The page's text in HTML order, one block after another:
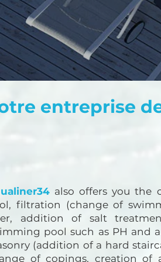
entreprise
also offers you the
filtration (change of
addition of salt
pool such as PH and
(addition of a hard
of copings, creation of